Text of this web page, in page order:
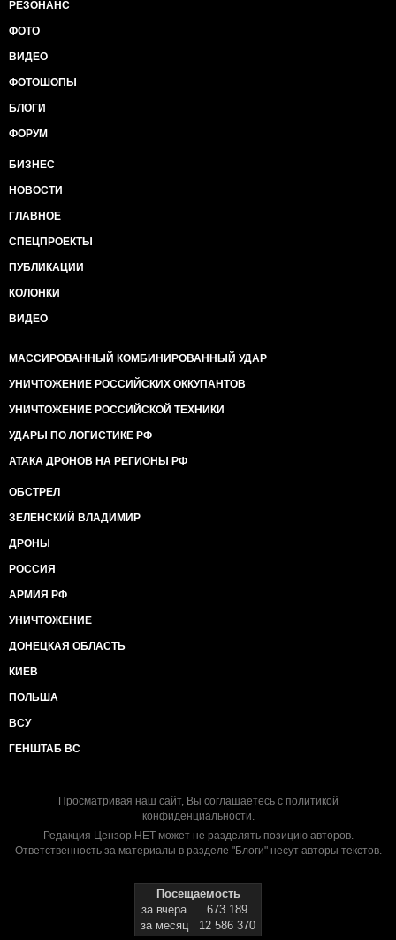
РЕЗОНАНС
ФОТО
ВИДЕО
ФОТОШОПЫ
БЛОГИ
ФОРУМ
БИЗНЕС
НОВОСТИ
ГЛАВНОЕ
СПЕЦПРОЕКТЫ
ПУБЛИКАЦИИ
КОЛОНКИ
ВИДЕО
МАССИРОВАННЫЙ КОМБИНИРОВАННЫЙ УДАР
УНИЧТОЖЕНИЕ РОССИЙСКИХ ОККУПАНТОВ
УНИЧТОЖЕНИЕ РОССИЙСКОЙ ТЕХНИКИ
УДАРЫ ПО ЛОГИСТИКЕ РФ
АТАКА ДРОНОВ НА РЕГИОНЫ РФ
ОБСТРЕЛ
ЗЕЛЕНСКИЙ ВЛАДИМИР
ДРОНЫ
РОССИЯ
АРМИЯ РФ
УНИЧТОЖЕНИЕ
ДОНЕЦКАЯ ОБЛАСТЬ
КИЕВ
ПОЛЬША
ВСУ
ГЕНШТАБ ВС
Просматривая наш сайт, Вы соглашаетесь с политикой
конфиденциальности.
Редакция Цензор.НЕТ может не разделять позицию авторов.
Ответственность за материалы в разделе "Блоги" несут авторы текстов.
Посещаемость
за вчера
673 189
за месяц
12 586 370